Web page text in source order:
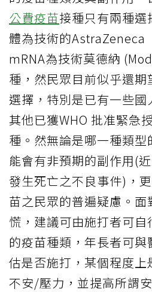
公費疫苗接種只有兩種
體為技術的AstraZeneca
mRNA為技術莫德納
種，然民眾目前似乎還
選擇，特別是已有一些
其他已獲WHO 批准緊急
種。然無論是哪一種類
能會有非預期的副作用(
發生死亡之不良事件)，
苗之民眾的普遍疑慮。
慌，建議可由施打者可
的疫苗種類，年長者可
估是否施打，某個程度上
不安/壓力，並提高所謂